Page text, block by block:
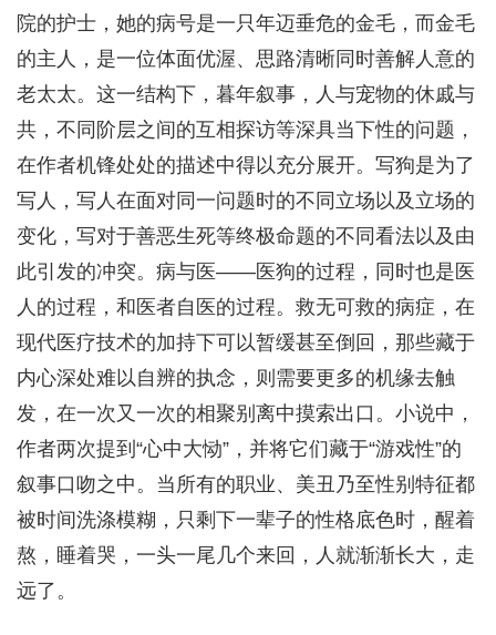
院的护士，她的病号是一只年迈垂危的金毛，而金毛
的主人，是一位体面优渥、思路清晰同时善解人意的
老太太。这一结构下，暮年叙事，人与宠物的休戚与
共，不同阶层之间的互相探访等深具当下性的问题，
在作者机锋处处的描述中得以充分展开。写狗是为了
写人，写人在面对同一问题时的不同立场以及立场的
变化，写对于善恶生死等终极命题的不同看法以及由
此引发的冲突。病与医——医狗的过程，同时也是医
人的过程，和医者自医的过程。救无可救的病症，在
现代医疗技术的加持下可以暂缓甚至倒回，那些藏于
内心深处难以自辨的执念，则需要更多的机缘去触
发，在一次又一次的相聚别离中摸索出口。小说中，
作者两次提到“心中大恸”，并将它们藏于“游戏性”的
叙事口吻之中。当所有的职业、美丑乃至性别特征都
被时间洗涤模糊，只剩下一辈子的性格底色时，醒着
熬，睡着哭，一头一尾几个来回，人就渐渐长大，走
远了。